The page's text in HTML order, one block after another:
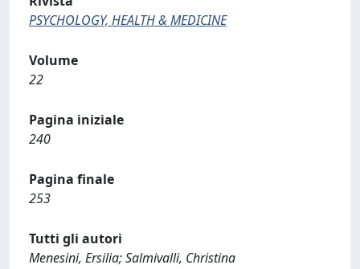
PSYCHOLOGY, HEALTH & MEDICINE
Volume
22
Pagina iniziale
240
Pagina finale
253
Tutti gli autori
Menesini, Ersilia; Salmivalli, Christina